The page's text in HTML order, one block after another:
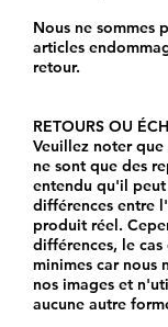
Nous ne sommes
articles
retour.
RETOURS OU
Veuillez noter
ne sont que des
entendu qu'il
différences entre
produit réel.
différences, le
minimes car nous
nos images et
aucune autre